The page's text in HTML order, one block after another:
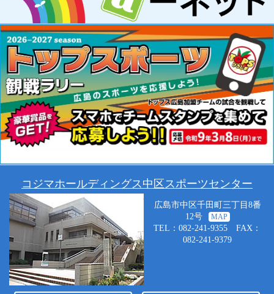
コジマホールディングス中区スポーツセンター
広島市中区千田町三丁目8番
12号
MAP
TEL：082-241-9355 FAX：
082-241-9379